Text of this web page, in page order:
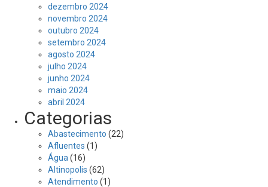
dezembro 2024
novembro 2024
outubro 2024
setembro 2024
agosto 2024
julho 2024
junho 2024
maio 2024
abril 2024
Categorias
Abastecimento (22)
Afluentes (1)
Água (16)
Altinopolis (62)
Atendimento (1)